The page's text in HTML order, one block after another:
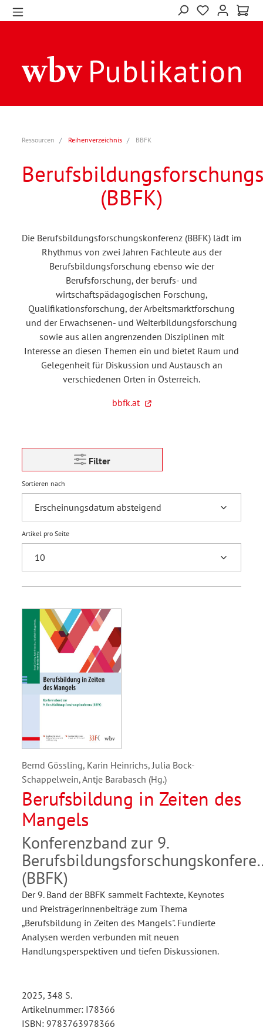
Ressourcen Reihenverzeichnis BBFK
(BBFK)
Die Berufsbildungsforschungskonferenz (BBFK) lädt im
Rhythmus von zwei Jahren Fachleute aus der
Berufsbildungsforschung ebenso wie der
Berufsforschung, der berufs- und
wirtschaftspädagogischen Forschung,
Qualifikationsforschung, der Arbeitsmarktforschung
und der Erwachsenen- und Weiterbildungsforschung
sowie aus allen angrenzenden Disziplinen mit
Interesse an diesen Themen ein und bietet Raum und
Gelegenheit für Diskussion und Austausch an
verschiedenen Orten in Österreich.
bbfk.at
Filter
Sortieren nach
Artikel pro Seite
Bernd Gössling, Karin Heinrichs, Julia Bock-
Schappelwein, Antje Barabasch (Hg.)
Berufsbildung in Zeiten des
Mangels
Konferenzband zur 9.
(BBFK)
Der 9. Band der BBFK sammelt Fachtexte, Keynotes
und Preisträgerinnenbeiträge zum Thema
„Berufsbildung in Zeiten des Mangels". Fundierte
Analysen werden verbunden mit neuen
Handlungsperspektiven und tiefen Diskussionen.
2025, 348 S.
Artikelnummer: I78366
ISBN: 9783763978366